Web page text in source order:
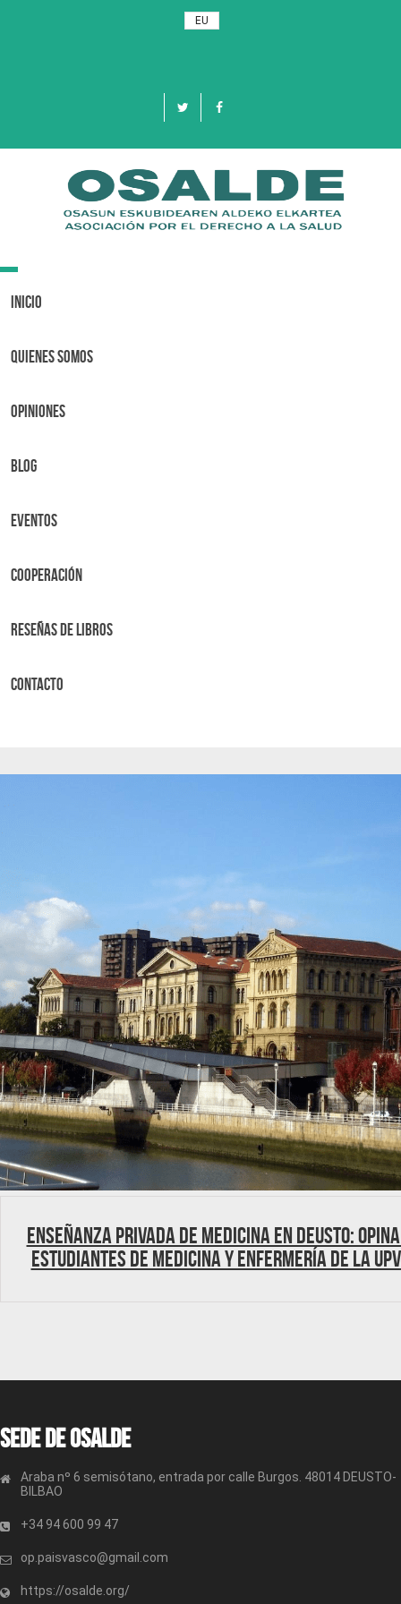
EU
Toggle
Inicio
Quienes Somos
OPINIONES
BLOG
Eventos
Cooperación
Reseñas de libros
Contacto
Enseñanza Privada de Medicina en Deusto:
estudiantes de Medicina y Enfermería de la
Sede de OSALDE
Araba nº 6 semisótano, entrada por calle Burgos. 48014 DEUSTO-
BILBAO
+34 94 600 99 47
op.paisvasco@gmail.com
https://osalde.org/